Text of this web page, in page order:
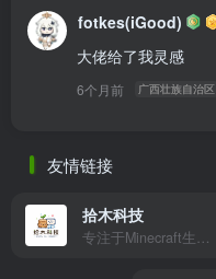
fotkes(iGood)
大佬给了我灵感
6个月前 广西壮族自治区
友情链接
拾木科技
专注于Minecraft生态建设